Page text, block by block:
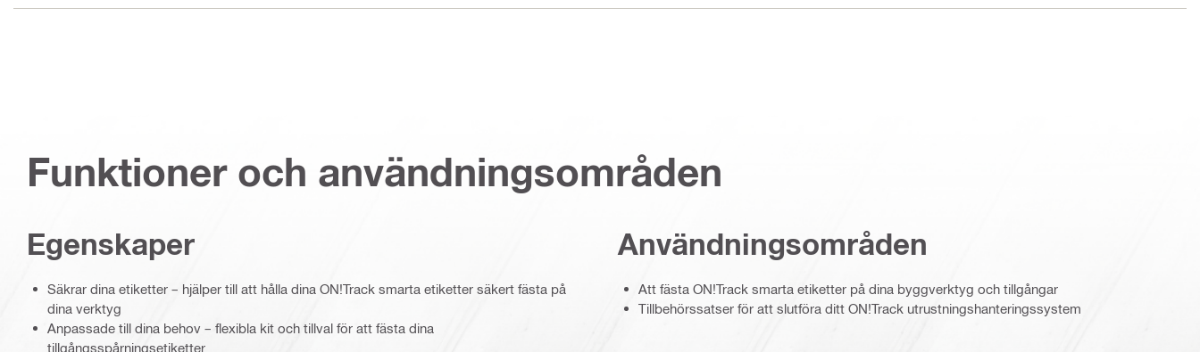
Funktioner och användningsområden
Egenskaper
Säkrar dina etiketter – hjälper till att hålla dina ON!Track smarta etiketter säkert fästa på
dina verktyg
Anpassade till dina behov – flexibla kit och tillval för att fästa dina
tillgångsspårningsetiketter
Användningsområden
Att fästa ON!Track smarta etiketter på dina byggverktyg och tillgångar
Tillbehörssatser för att slutföra ditt ON!Track utrustningshanteringssystem